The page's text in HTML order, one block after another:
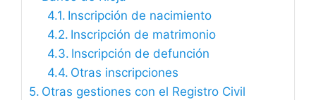
Inscripción de nacimiento
Inscripción de matrimonio
Inscripción de defunción
Otras inscripciones
Otras gestiones con el Registro Civil